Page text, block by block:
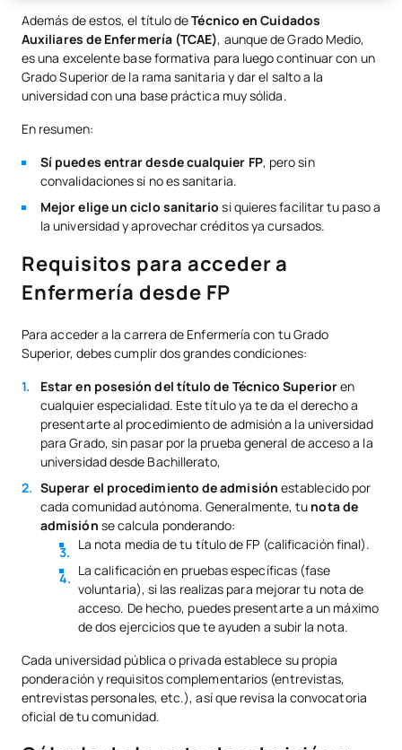
Además de estos, el título deTécnico en Cuidados
Auxiliares de Enfermería (TCAE), aunque de Grado Medio,
es una excelente base formativa para luego continuar con un
Grado Superior de la rama sanitaria y dar el salto a la
universidad con una base práctica muy sólida.
En resumen:
Sí puedes entrar desde cualquier FP, pero sin
convalidaciones si no es sanitaria.
Mejor elige un ciclo sanitario si quieres facilitar tu paso a
la universidad y aprovechar créditos ya cursados.
Requisitos para acceder a
Enfermería desde FP
Para acceder a la carrera de Enfermería con tu Grado
Superior, debes cumplir dos grandes condiciones:
Estar en posesión del título de Técnico Superioren
cualquier especialidad. Este título ya te da el derecho a
presentarte al procedimiento de admisión a la universidad
para Grado, sin pasar por la prueba general de acceso a la
universidad desde Bachillerato,
Superar el procedimiento de admisión establecido por
cada comunidad autónoma. Generalmente, tu nota de
admisión se calcula ponderando:
La nota media de tu título de FP (calificación final).
La calificación en pruebas específicas (fase
voluntaria), si las realizas para mejorar tu nota de
acceso. De hecho, puedes presentarte a un máximo
de dos ejercicios que te ayuden a subir la nota.
Cada universidad pública o privada establece su propia
ponderación y requisitos complementarios (entrevistas,
entrevistas personales, etc.), así que revisa la convocatoria
oficial de tu comunidad.